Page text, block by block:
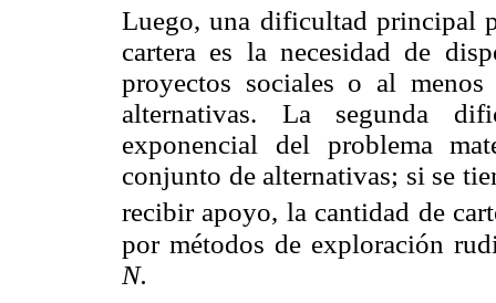
Luego, una dificultad principal
cartera es la necesidad de
proyectos sociales o al
alternativas. La segunda
exponencial del problema
conjunto de alternativas; si se
recibir apoyo, la cantidad de
por métodos de exploración
N.